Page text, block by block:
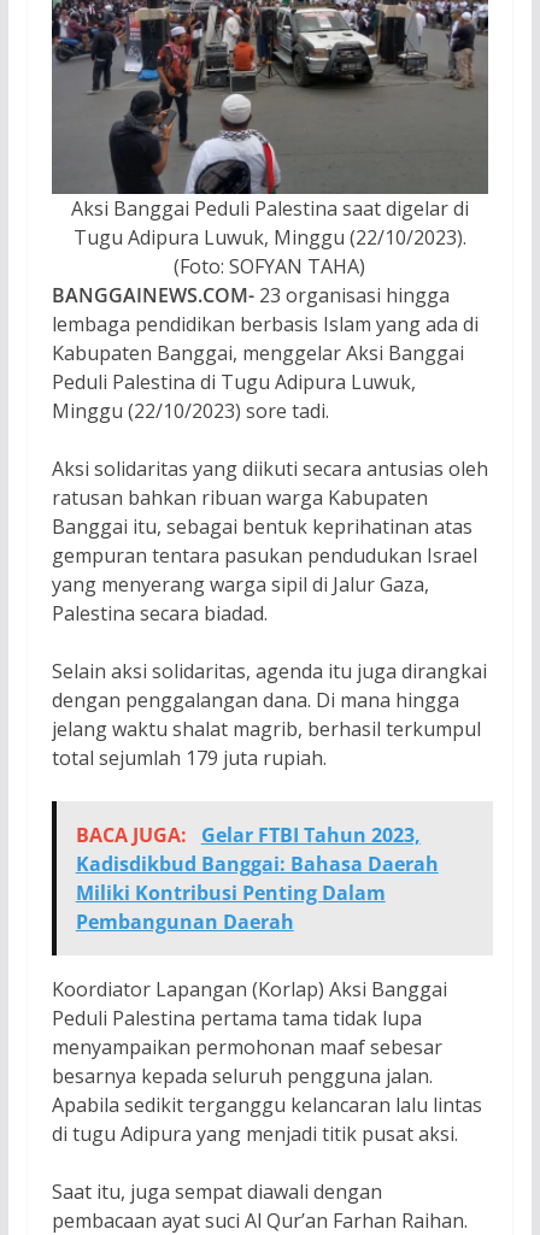
Aksi Banggai Peduli Palestina saat digelar di
Tugu Adipura Luwuk, Minggu (22/10/2023).
(Foto: SOFYAN TAHA)
BANGGAINEWS.COM-23 organisasi hingga
lembaga pendidikan berbasis Islam yang ada di
Kabupaten Banggai, menggelar Aksi Banggai
Peduli Palestina di Tugu Adipura Luwuk,
Minggu (22/10/2023) sore tadi.
Aksi solidaritas yang diikuti secara antusias oleh
ratusan bahkan ribuan warga Kabupaten
Banggai itu, sebagai bentuk keprihatinan atas
gempuran tentara pasukan pendudukan Israel
yang menyerang warga sipil di Jalur Gaza,
Palestina secara biadad.
Selain aksi solidaritas, agenda itu juga dirangkai
dengan penggalangan dana. Di mana hingga
jelang waktu shalat magrib, berhasil terkumpul
total sejumlah 179 juta rupiah.
BACA JUGA:
Gelar FTBI Tahun 2023,
Kadisdikbud Banggai: Bahasa Daerah
Miliki Kontribusi Penting Dalam
Pembangunan Daerah
Koordiator Lapangan (Korlap) Aksi Banggai
Peduli Palestina pertama tama tidak lupa
menyampaikan permohonan maaf sebesar
besarnya kepada seluruh pengguna jalan.
Apabila sedikit terganggu kelancaran lalu lintas
di tugu Adipura yang menjadi titik pusat aksi.
Saat itu, juga sempat diawali dengan
pembacaan ayat suci Al Qur’an Farhan Raihan.